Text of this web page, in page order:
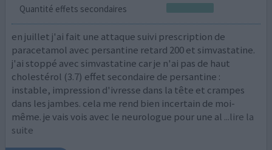
Quantité effets secondaires
en juillet j'ai fait une attaque suivi prescription de
paracetamol avec persantine retard 200 et simvastatine.
j'ai stoppé avec simvastatine car je n'ai pas de haut
cholestérol (3.7) effet secondaire de persantine :
instable, impression d'ivresse dans la tête et crampes
dans les jambes. cela me rend bien incertain de moi-
même. je vais vois avec le neurologue pour une al ...lire la
suite